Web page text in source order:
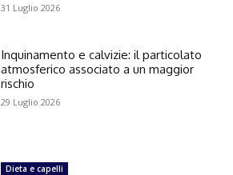
31 Luglio 2026
Inquinamento e calvizie: il particolato
atmosferico associato a un maggior
rischio
29 Luglio 2026
Dieta e capelli